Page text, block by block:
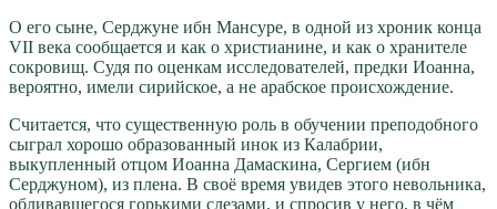
О его сыне, Серджуне ибн Мансуре, в одной из хроник конца
VII века сообщается и как о христианине, и как о хранителе
сокровищ. Судя по оценкам исследователей, предки Иоанна,
вероятно, имели сирийское, а не арабское происхождение.
Считается, что существенную роль в обучении преподобного
сыграл хорошо образованный инок из Калабрии,
выкупленный отцом Иоанна Дамаскина, Сергием (ибн
Серджуном), из плена. В своё время увидев этого невольника,
обливавшегося горькими слезами, и спросив у него, в чём